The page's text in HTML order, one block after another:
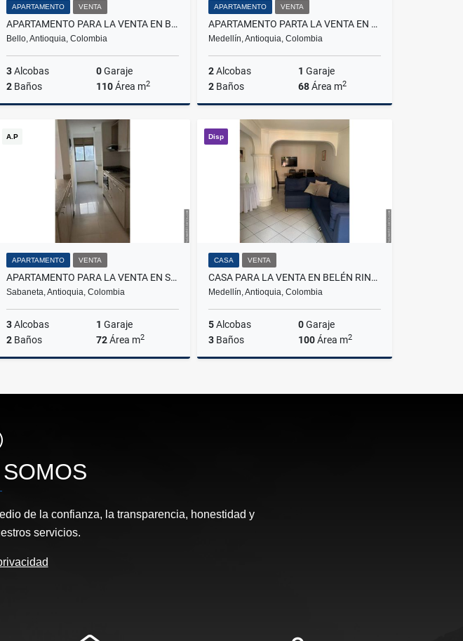
APARTAMENTO VENTA
APARTAMENTO PARA LA VENTA EN BELLO CERCA AL PARQUE
Bello, Antioquia, Colombia
3Alcobas 0Garaje
2 Baños 110Área m2
$430.000.000
APARTAMENTO VENTA
APARTAMENTO PARTA LA VENTA EN LA LOMA DEL INDIO
Medellín, Antioquia, Colombia
2Alcobas 1 Garaje
2 Baños 68Área m2
$640.000.000
A.P
APARTAMENTO VENTA
APARTAMENTO PARA LA VENTA EN SABANETA LA DOCTORA
Sabaneta, Antioquia, Colombia
3Alcobas 1 Garaje
2 Baños 72Área m2
$460.000.000
Disp
CASA VENTA
CASA PARA LA VENTA EN BELÉN RINCÓN
Medellín, Antioquia, Colombia
5Alcobas 0Garaje
3 Baños 100Área m2
$290.000.000
de la confianza, la transparencia, honestidad y
servicios.